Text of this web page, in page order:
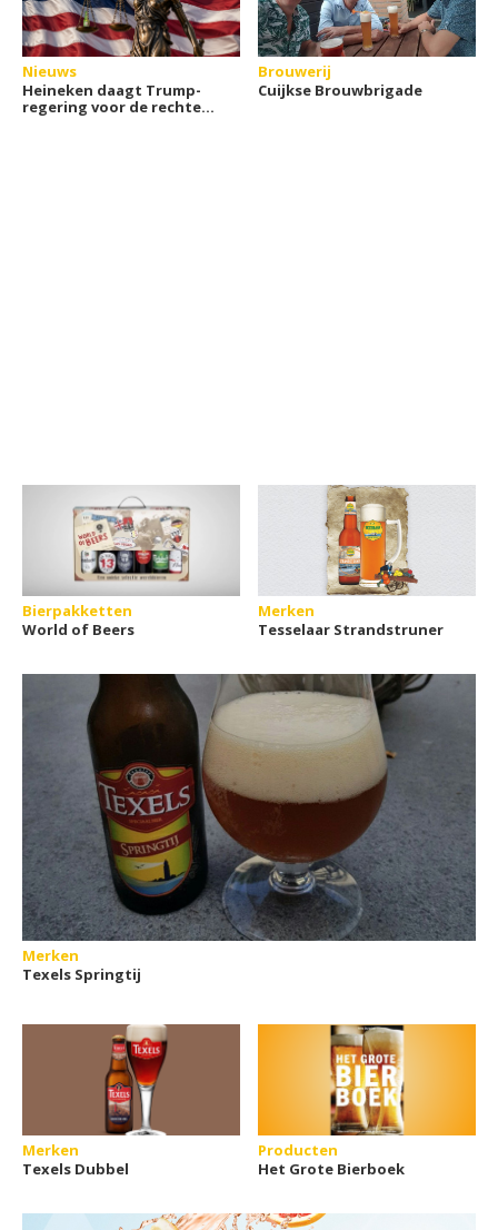
Nieuws
Heineken daagt Trump-
regering voor de rechter
Brouwerij
Cuijkse Brouwbrigade
Bierpakketten
World of Beers
Merken
Tesselaar Strandstruner
Merken
Texels Springtij
Merken
Texels Dubbel
Producten
Het Grote Bierboek